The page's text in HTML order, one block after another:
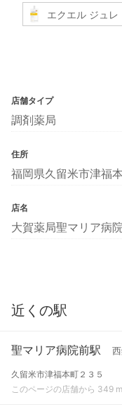
エクエル ジュレ
店舗タイプ
調剤薬局
住所
福岡県久留米市津福
店名
大賀薬局聖マリア病
近くの駅
聖マリア病院前駅
久留米市津福本町２３５
このページの店舗から 349 m